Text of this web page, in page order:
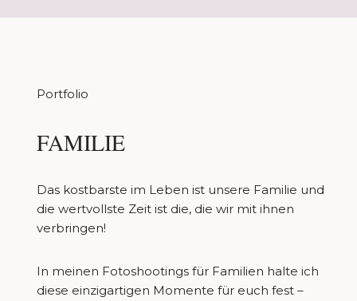
Portfolio
FAMILIE
Das kostbarste im Leben ist unsere Familie und
die wertvollste Zeit ist die, die wir mit ihnen
verbringen!
In meinen Fotoshootings für Familien halte ich
diese einzigartigen Momente für euch fest –